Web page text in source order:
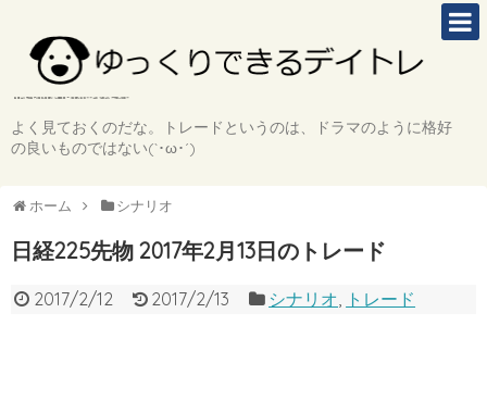
よく見ておくのだな。トレードというのは、ドラマのように格好
の良いものではない(`･ω･´)
ホーム シナリオ
日経225先物 2017年2月13日のトレード
2017/2/12 2017/2/13 シナリオ トレード